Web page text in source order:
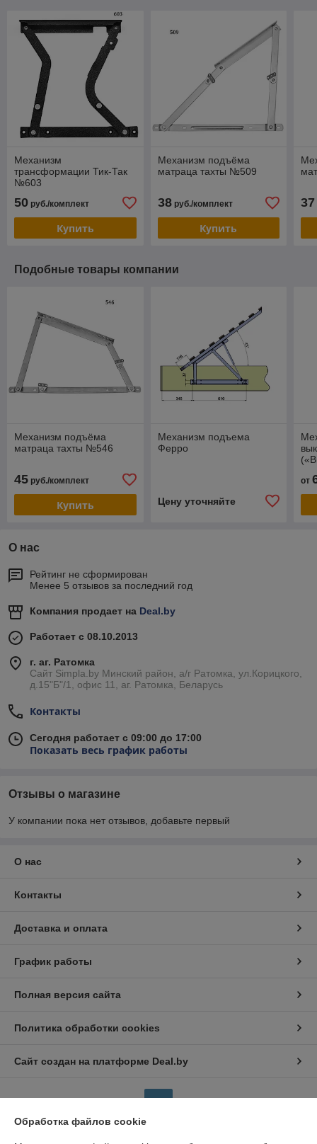
Механизм
трансформации Тик-Так
№603
50 руб./комплект
Купить
Механизм подъёма
матраца тахты №509
38руб./комплект
Купить
37
Подобные товары компании
Механизм подъёма
матраца тахты №546
45 руб./комплект
Купить
Механизм подъема
Ферро
Цену уточняйте
от
О нас
Рейтинг не сформирован
Менее 5 отзывов за последний год
Компания продает на Deal.by
Работает с 08.10.2013
г. аг. Ратомка
Сайт Simpla.by Минский район, а/г Ратомка, ул.Корицкого,
д.15"Б"/1, офис 11, аг. Ратомка, Беларусь
Контакты
Сегодня работает с 09:00 до 17:00
Показать весь график работы
Отзывы о магазине
У компании пока нет отзывов, добавьте первый
О нас
Контакты
Доставка и оплата
График работы
Полная версия сайта
Политика обработки cookies
Сайт создан на платформе Deal.by
Обработка файлов cookie